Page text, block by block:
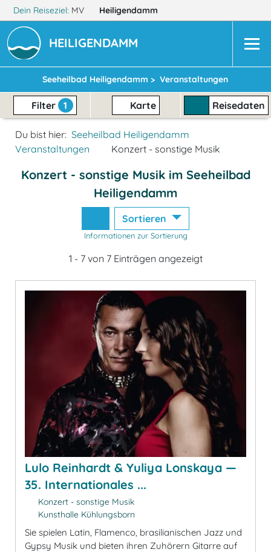
Dein Reiseziel: MV Heiligendamm
HEILIGENDAMM
Seeheilbad Heiligendamm > Veranstaltungen
Filter 1 Karte Reisedaten
Du bist hier: Seeheilbad Heiligendamm
Veranstaltungen
Konzert - sonstige Musik
Konzert - sonstige Musik im Seeheilbad
Heiligendamm
Sortieren
Informationen zur Sortierung
1 - 7 von 7 Einträgen angezeigt
Lulo Reinhardt & Yuliya Lonskaya —
35. Internationales ...
Konzert - sonstige Musik
Kunsthalle Kühlungsborn
Sie spielen Latin, Flamenco, brasilianischen Jazz und
Gypsy Musik und bieten ihren Zuhörern Gitarre auf